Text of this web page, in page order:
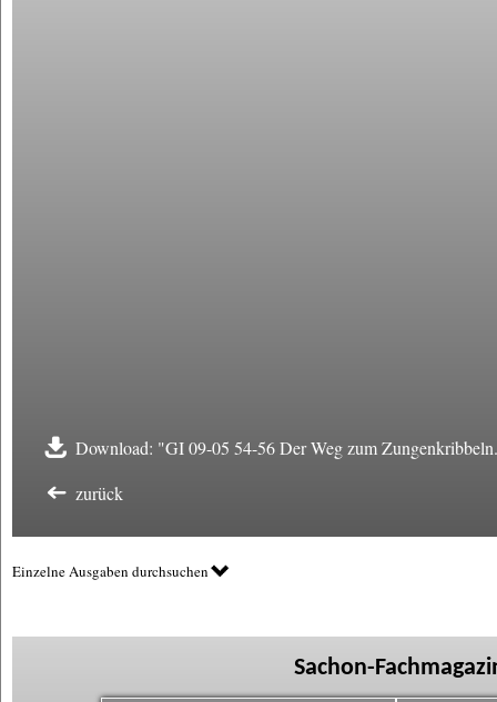
Download: "GI 09-05 54-56 Der Weg zum
zurück
Einzelne Ausgaben durchsuchen
Sachon-